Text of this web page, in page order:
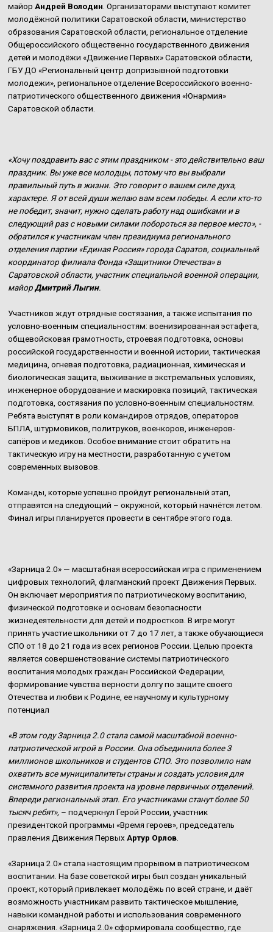
майорАндрей Володин. Организаторами выступают комитет
молодёжной политики Саратовской области, министерство
образования Саратовской области, региональное отделение
Общероссийского общественно государственного движения
детей и молодёжи «Движение Первых» Саратовской области,
ГБУ ДО «Региональный центр допризывной подготовки
молодежи», региональное отделение Всероссийского военно-
патриотического общественного движения «Юнармия»
Саратовской области.
«Хочу поздравить вас с этим праздником - это действительно ваш
праздник. Вы уже все молодцы, потому что вы выбрали
правильный путь в жизни. Это говорит о вашем силе духа,
характере. Я от всей души желаю вам всем победы. А если кто-то
не победит, значит, нужно сделать работу над ошибками и в
следующий раз с новыми силами побороться за первое место», -
обратился к участникам член президиума регионального
отделения партии «Единая Россия» города Саратов, социальный
координатор филиала Фонда «Защитники Отечества» в
Саратовской области, участник специальной военной операции,
майорДмитрий Лыгин.
Участников ждут отрядные состязания, а также испытания по
условно-военным специальностям: военизированная эстафета,
общевойсковая грамотность, строевая подготовка, основы
российской государственности и военной истории, тактическая
медицина, огневая подготовка, радиационная, химическая и
биологическая защита, выживание в экстремальных условиях,
инженерное оборудование и маскировка позиций, тактическая
подготовка, состязания по условно-военным специальностям.
Ребята выступят в роли командиров отрядов, операторов
БПЛА, штурмовиков, политруков, военкоров, инженеров-
сапёров и медиков. Особое внимание стоит обратить на
тактическую игру на местности, разработанную с учетом
современных вызовов.
Команды, которые успешно пройдут региональный этап,
отправятся на следующий – окружной, который начнётся летом.
Финал игры планируется провести в сентябре этого года.
«Зарница 2.0» — масштабная всероссийская игра с применением
цифровых технологий, флагманский проект Движения Первых.
Он включает мероприятия по патриотическому воспитанию,
физической подготовке и основам безопасности
жизнедеятельности для детей и подростков. В игре могут
принять участие школьники от 7 до 17 лет, а также обучающиеся
СПО от 18 до 21 года из всех регионов России. Целью проекта
является совершенствование системы патриотического
воспитания молодых граждан Российской Федерации,
формирование чувства верности долгу по защите своего
Отечества и любви к Родине, ее научному и культурному
потенциал
«В этом году Зарница 2.0 стала самой масштабной военно-
патриотической игрой в России. Она объединила более 3
миллионов школьников и студентов СПО. Это позволило нам
охватить все муниципалитеты страны и создать условия для
системного развития проекта на уровне первичных отделений.
Впереди региональный этап. Его участниками станут более 50
тысяч ребят», – подчеркнул Герой России, участник
президентской программы «Время героев», председатель
правления Движения ПервыхАртур Орлов.
«Зарница 2.0» стала настоящим прорывом в патриотическом
воспитании. На базе советской игры был создан уникальный
проект, который привлекает молодёжь по всей стране, и даёт
возможность участникам развить тактическое мышление,
навыки командной работы и использования современного
снаряжения. «Зарница 2.0» сформировала сообщество, где